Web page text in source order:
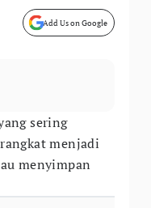
Add Us on Google
sering
menjadi
menyimpan